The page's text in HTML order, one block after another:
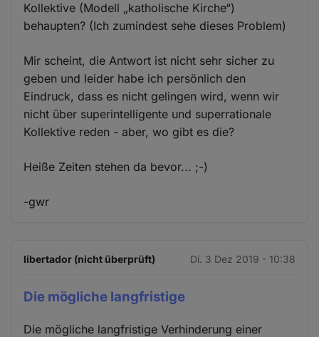
Kollektive (Modell „katholische Kirche“)
behaupten? (Ich zumindest sehe dieses Problem)
Mir scheint, die Antwort ist nicht sehr sicher zu
geben und leider habe ich persönlich den
Eindruck, dass es nicht gelingen wird, wenn wir
nicht über superintelligente und superrationale
Kollektive reden - aber, wo gibt es die?
Heiße Zeiten stehen da bevor... ;-)
-gwr
libertador (nicht überprüft) Di. 3 Dez 2019 - 10:38
Die mögliche langfristige
Die mögliche langfristige Verhinderung einer